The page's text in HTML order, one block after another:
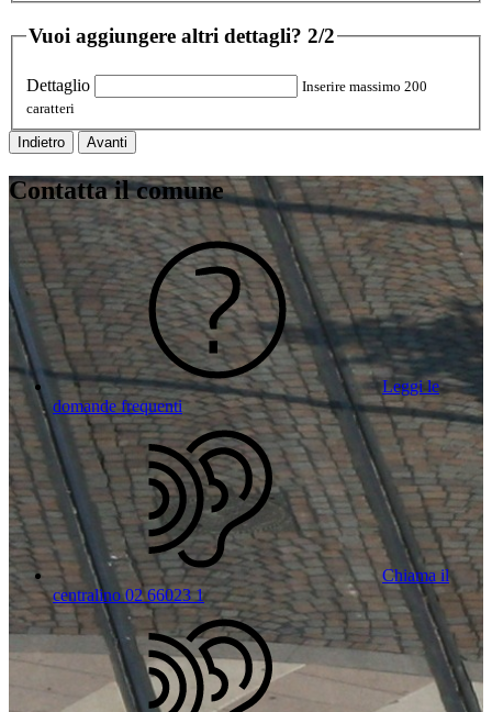
Vuoi aggiungere altri dettagli? 2/2
Dettaglio
Inserire massimo 200
caratteri
Indietro Avanti
Contatta il comune
Leggi le
domande frequenti
Chiama il
centralino 02 66023 1